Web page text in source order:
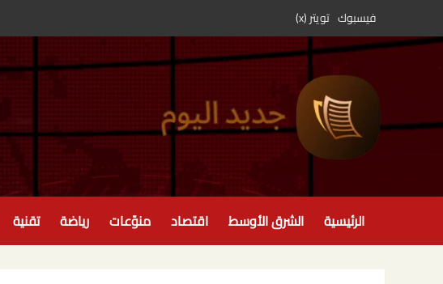
المحتوى
فيسبوك تويتر (x)
الرئيسية الشرق الأوسط اقتصاد منوّعات رياضة تقنية